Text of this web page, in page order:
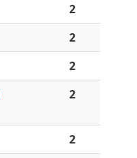
2
2
2
2
2